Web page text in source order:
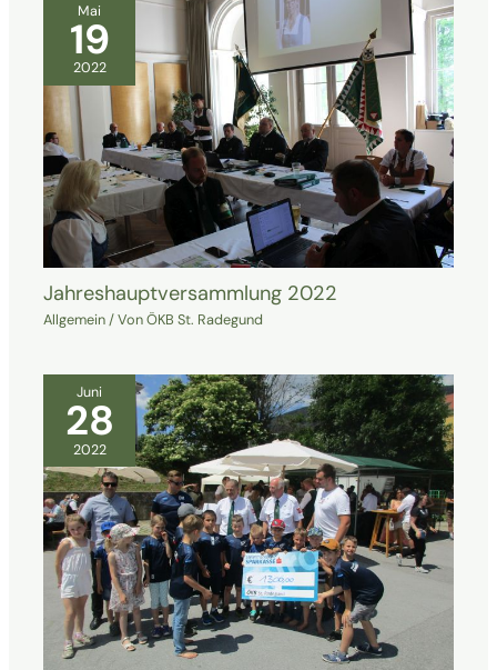
Mai
19
2022
Jahreshauptversammlung 2022
Allgemein/ VonÖKB St. Radegund
Juni
28
2022